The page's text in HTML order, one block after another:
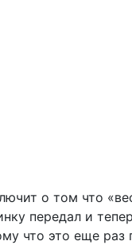
о том что
передал и
что это еще